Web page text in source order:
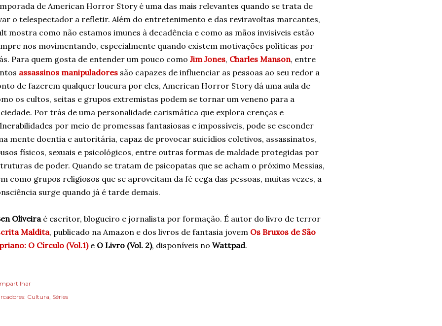
de American Horror Story é uma das mais relevantes quando se trata de
o telespectador a refletir. Além do entretenimento e das reviravoltas marcantes,
mostra como não estamos imunes à decadência e como as mãos invisíveis estão
nos movimentando, especialmente quando existem motivações políticas por
Para quem gosta de entender um pouco como Jim Jones, Charles Manson, entre
assassinos manipuladores são capazes de influenciar as pessoas ao seu redor a
de fazerem qualquer loucura por eles, American Horror Story dá uma aula de
os cultos, seitas e grupos extremistas podem se tornar um veneno para a
Por trás de uma personalidade carismática que explora crenças e
por meio de promessas fantasiosas e impossíveis, pode se esconder
mente doentia e autoritária, capaz de provocar suicídios coletivos, assassinatos,
físicos, sexuais e psicológicos, entre outras formas de maldade protegidas por
de poder. Quando se tratam de psicopatas que se acham o próximo Messias,
como grupos religiosos que se aproveitam da fé cega das pessoas, muitas vezes, a
surge quando já é tarde demais.
Oliveiraé escritor, blogueiro e jornalista por formação. É autor do livro de terror
Maldita, publicado na Amazon e dos livros de fantasia jovem Os Bruxos de São
O Círculo (Vol.1)e O Livro (Vol. 2), disponíveis no Wattpad.
Cultura Séries